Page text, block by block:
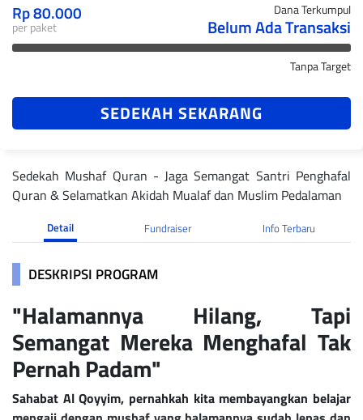
Rp 80.000
per paket
Dana Terkumpul
Belum Ada Transaksi
Tanpa Target
SEDEKAH SEKARANG
Sedekah Mushaf Quran - Jaga Semangat Santri Penghafal
Quran & Selamatkan Akidah Mualaf dan Muslim Pedalaman
Detail Fundraiser Info Terbaru
DESKRIPSI PROGRAM
"Halamannya Hilang, Tapi
Semangat Mereka Menghafal Tak
Pernah Padam"
Sahabat Al Qoyyim, pernahkah kita membayangkan belajar